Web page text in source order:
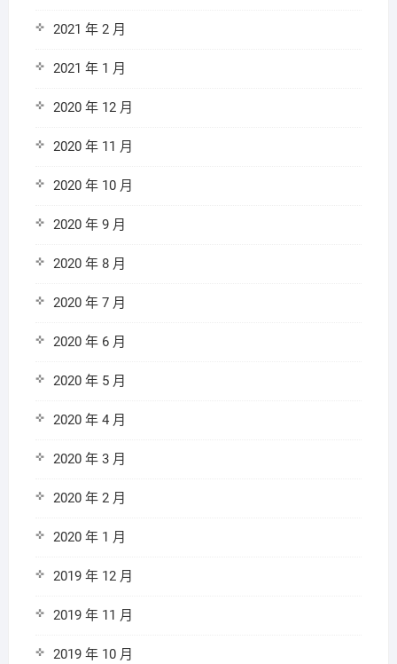
2021 年 2 月
2021 年 1 月
2020 年 12 月
2020 年 11 月
2020 年 10 月
2020 年 9 月
2020 年 8 月
2020 年 7 月
2020 年 6 月
2020 年 5 月
2020 年 4 月
2020 年 3 月
2020 年 2 月
2020 年 1 月
2019 年 12 月
2019 年 11 月
2019 年 10 月